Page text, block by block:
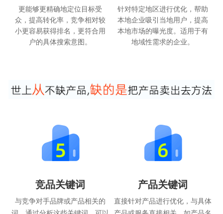
更能够更精确地定位目标受
众，提高转化率，竞争相对较
小更容易获得排名，更符合用
户的具体搜索意图。
针对特定地区进行优化，帮助
本地企业吸引当地用户，提高
本地市场的曝光度。适用于有
地域性需求的企业。
竞品关键词
与竞争对手品牌或产品相关的
产品关键词
直接针对产品进行优化，与具体